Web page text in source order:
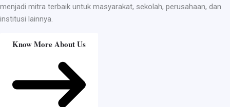
menjadi mitra terbaik untuk masyarakat, sekolah, perusahaan, dan
institusi lainnya.
Know More About Us